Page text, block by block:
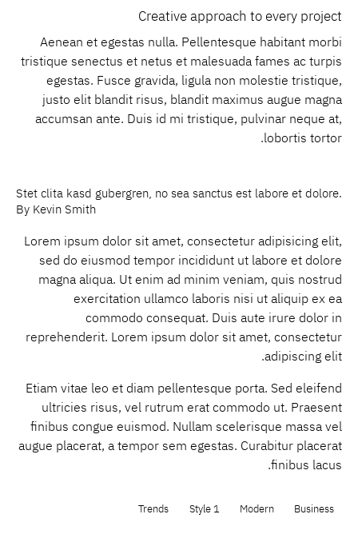
Creative approach to every project
Aenean et egestas nulla. Pellentesque habitant morbi
tristique senectus et netus et malesuada fames ac turpis
egestas. Fusce gravida, ligula non molestie tristique,
justo elit blandit risus, blandit maximus augue magna
accumsan ante. Duis id mi tristique, pulvinar neque at,
lobortis tortor.
Stet clita kasd gubergren, no sea sanctus est labore et dolore.
By Kevin Smith
Lorem ipsum dolor sit amet, consectetur adipisicing elit,
sed do eiusmod tempor incididunt ut labore et dolore
magna aliqua. Ut enim ad minim veniam, quis nostrud
exercitation ullamco laboris nisi ut aliquip ex ea
commodo consequat. Duis aute irure dolor in
reprehenderit. Lorem ipsum dolor sit amet, consectetur
adipiscing elit.
Etiam vitae leo et diam pellentesque porta. Sed eleifend
ultricies risus, vel rutrum erat commodo ut. Praesent
finibus congue euismod. Nullam scelerisque massa vel
augue placerat, a tempor sem egestas. Curabitur placerat
finibus lacus.
Business
Modern
Style 1
Trends